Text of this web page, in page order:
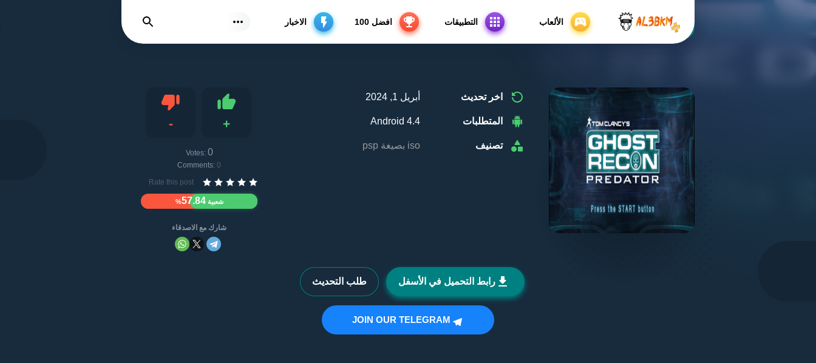
الألعاب التطبيقات افضل 100 الاخبار نتائج بحث
Home /Iso بصيغة Psp
اخر تحديث أبريل 1, 2024
المتطلبات Android 4.4
تصنيف iso بصيغة psp
+
-
DislikeVotes: 0
Comments: 0
Rate this post
شعبية57.84
%
رابط التحميل في الأسفل طلب التحديث